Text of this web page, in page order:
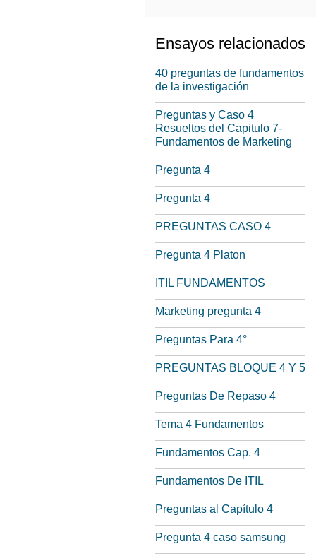
Ensayos relacionados
40 preguntas de fundamentos
de la investigación
Preguntas y Caso 4
Resueltos del Capitulo 7-
Fundamentos de Marketing
Pregunta 4
Pregunta 4
PREGUNTAS CASO 4
Pregunta 4 Platon
ITIL FUNDAMENTOS
Marketing pregunta 4
Preguntas Para 4°
PREGUNTAS BLOQUE 4 Y 5
Preguntas De Repaso 4
Tema 4 Fundamentos
Fundamentos Cap. 4
Fundamentos De ITIL
Preguntas al Capítulo 4
Pregunta 4 caso samsung